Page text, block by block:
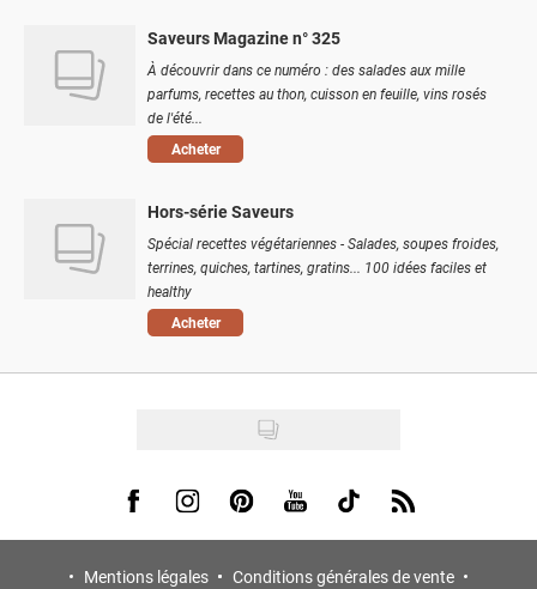
Saveurs Magazine n° 325
À découvrir dans ce numéro : des salades aux mille
parfums, recettes au thon, cuisson en feuille, vins rosés
de l'été...
Acheter
Hors-série Saveurs
Spécial recettes végétariennes - Salades, soupes froides,
terrines, quiches, tartines, gratins... 100 idées faciles et
healthy
Acheter
Visit us on Facebook
Visit us on Instagram
Visit us on Pinterest
Visit us on Youtube
Visit us on Tiktok
Visit us on Rss
Mentions légales
Conditions générales de vente